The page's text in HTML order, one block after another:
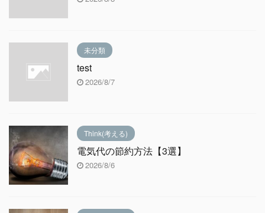
未分類
test
2026/8/7
Think(考える)
電気代の節約方法【3選】
2026/8/6